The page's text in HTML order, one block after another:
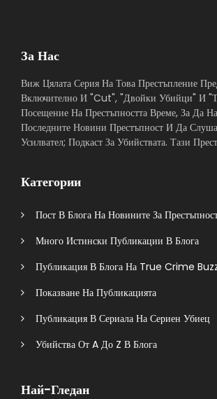
За Нас
Виж Цялата Серия На Това Престъпление
Включително И "Cut", "Двойки Убийци" И
Посещение На Престъпността Време, За Да
Последните Новини Престъпност И Да
Усилвател; Подкаст За Убийствата. Тази
Категории
Пост В Блога На Новините За
Много Истински Публикации В Блога
Публикация В Блога На True Crime
Показване На Публикацията
Публикация В Сериала На Сериен Убиец
Убийства От A До Z В Блога
Най-Гледан